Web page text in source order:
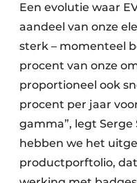
Een evolutie waar
aandeel van onze
sterk – momenteel
procent van onze
proportioneel ook
procent per jaar
gamma”, legt Serge
hebben we het
productporftolio,